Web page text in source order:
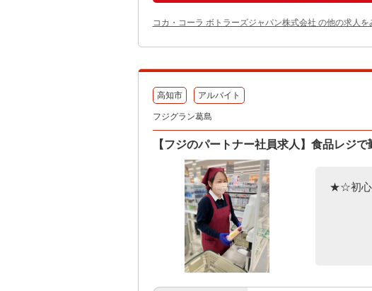
コカ・コーラ ボトラーズジャパン株式会社 の他の求人を
高知市 アルバイト
フジグラン葛島
【フジのパートナー社員求人】食品レジ
★☆初心